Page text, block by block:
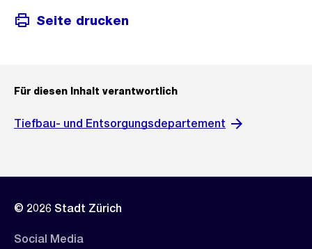
Seite drucken
Für diesen Inhalt verantwortlich
Tiefbau- und Entsorgungsdepartement
© 2026 Stadt Zürich
Social Media